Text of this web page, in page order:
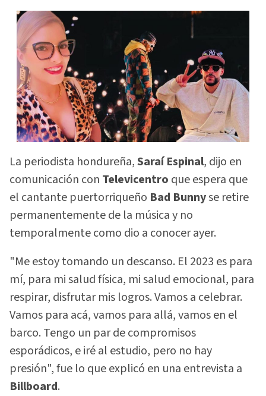
La periodista hondureña,Saraí Espinal, dijo en
comunicación con Televicentro que espera que
el cantante puertorriqueño Bad Bunnyse retire
permanentemente de la música y no
temporalmente como dio a conocer ayer.
"Me estoy tomando un descanso. El 2023 es para
mí, para mi salud física, mi salud emocional, para
respirar, disfrutar mis logros. Vamos a celebrar.
Vamos para acá, vamos para allá, vamos en el
barco. Tengo un par de compromisos
esporádicos, e iré al estudio, pero no hay
presión", fue lo que explicó en una entrevista a
Billboard.